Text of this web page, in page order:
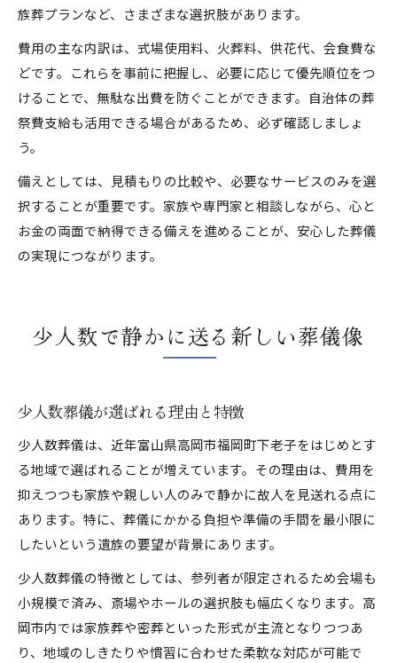
族葬プランなど、さまざまな選択肢があります。
費用の主な内訳は、式場使用料、火葬料、供花代、会食費な
どです。これらを事前に把握し、必要に応じて優先順位をつ
けることで、無駄な出費を防ぐことができます。自治体の葬
祭費支給も活用できる場合があるため、必ず確認しましょ
う。
備えとしては、見積もりの比較や、必要なサービスのみを選
択することが重要です。家族や専門家と相談しながら、心と
お金の両面で納得できる備えを進めることが、安心した葬儀
の実現につながります。
少人数で静かに送る新しい葬儀像
少人数葬儀が選ばれる理由と特徴
少人数葬儀は、近年富山県高岡市福岡町下老子をはじめとす
る地域で選ばれることが増えています。その理由は、費用を
抑えつつも家族や親しい人のみで静かに故人を見送れる点に
あります。特に、葬儀にかかる負担や準備の手間を最小限に
したいという遺族の要望が背景にあります。
少人数葬儀の特徴としては、参列者が限定されるため会場も
小規模で済み、斎場やホールの選択肢も幅広くなります。高
岡市内では家族葬や密葬といった形式が主流となりつつあ
り、地域のしきたりや慣習に合わせた柔軟な対応が可能で